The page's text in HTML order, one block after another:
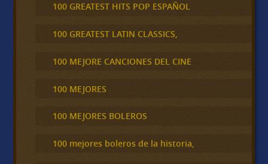
100 GREATEST HITS POP ESPAÑOL
100 GREATEST LATIN CLASSICS,
100 MEJORE CANCIONES DEL CINE
100 MEJORES
100 MEJORES BOLEROS
100 mejores boleros de la historia,